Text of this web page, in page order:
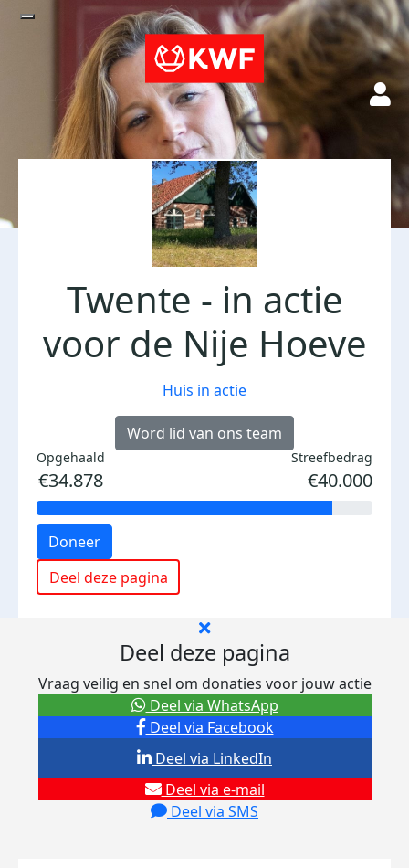
Twente - in actie
voor de Nije Hoeve
Huis in actie
Word lid van ons team
Opgehaald
€34.878
Streefbedrag
€40.000
Doneer
Deel deze pagina
Deel deze pagina
Vraag veilig en snel om donaties voor jouw actie
Deel via Facebook
Deel via e-mail
Deel via SMS
Deel via LinkedIn
Deel via WhatsApp